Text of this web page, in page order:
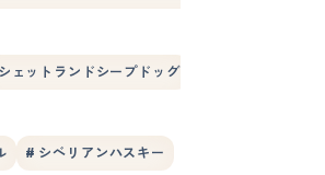
ェットランドシープドッグ
# シベリアンハスキー